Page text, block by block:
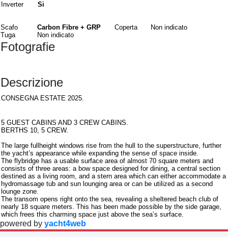
Inverter
Si
Scafo Carbon Fibre + GRP Coperta
Non indicato
Tuga
Non indicato
Fotografie
Descrizione
CONSEGNA ESTATE 2025.
5 GUEST CABINS AND 3 CREW CABINS.
BERTHS 10, 5 CREW.
The large fullheight windows rise from the hull to the superstructure, further
the yacht’s appearance while expanding the sense of space inside.
The flybridge has a usable surface area of almost 70 square meters and
consists of three areas: a bow space designed for dining, a central section
destined as a living room, and a stern area which can either accommodate a
hydromassage tub and sun lounging area or can be utilized as a second
lounge zone.
The transom opens right onto the sea, revealing a sheltered beach club of
nearly 18 square meters. This has been made possible by the side garage,
which frees this charming space just above the sea’s surface.
powered by yacht4web